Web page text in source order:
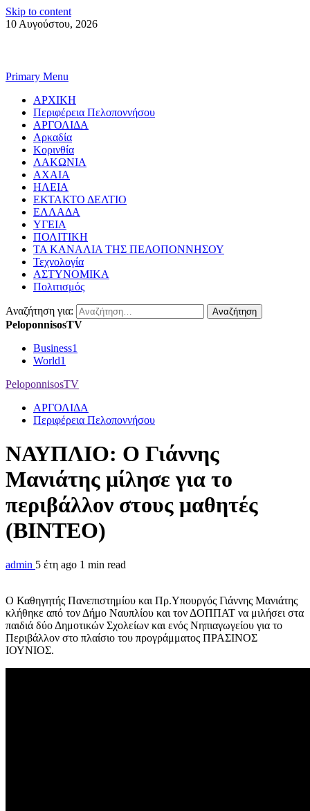
Skip to content
10 Αυγούστου, 2026
Primary Menu
ΑΡΧΙΚΗ
Περιφέρεια Πελοποννήσου
ΑΡΓΟΛΙΔΑ
Αρκαδία
Κορινθία
ΛΑΚΩΝΙΑ
ΑΧΑΙΑ
ΗΛΕΙΑ
ΕΚΤΑΚΤΟ ΔΕΛΤΙΟ
ΕΛΛΑΔΑ
ΥΓΕΙΑ
ΠΟΛΙΤΙΚΗ
ΤΑ ΚΑΝΑΛΙΑ ΤΗΣ ΠΕΛΟΠΟΝΝΗΣΟΥ
Τεχνολογία
ΑΣΤΥΝΟΜΙΚΑ
Πολιτισμός
Αναζήτηση για:
PeloponnisosTV
Business1
World1
PeloponnisosTV
ΑΡΓΟΛΙΔΑ
Περιφέρεια Πελοποννήσου
ΝΑΥΠΛΙΟ: Ο Γιάννης
Μανιάτης μίλησε για το
περιβάλλον στους μαθητές
(ΒΙΝΤΕΟ)
admin 5 έτη ago 1 min read
O Καθηγητής Πανεπιστημίου και Πρ.Υπουργός Γιάννης Μανιάτης
κλήθηκε από τον Δήμο Ναυπλίου και τον ΔΟΠΠΑΤ να μιλήσει στα
παιδιά δύο Δημοτικών Σχολείων και ενός Νηπιαγωγείου για το
Περιβάλλον στο πλαίσιο του προγράμματος ΠΡΑΣΙΝΟΣ
ΙΟΥΝΙΟΣ.